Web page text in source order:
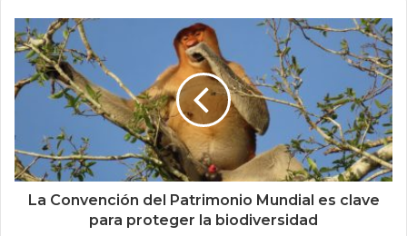
La Convención del Patrimonio Mundial es clave
para proteger la biodiversidad